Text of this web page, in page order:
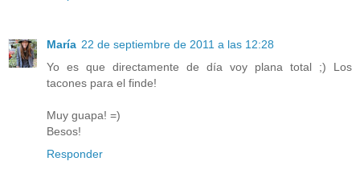
María 22 de septiembre de 2011 a las 12:28
Yo es que directamente de día voy plana total ;) Los
tacones para el finde!
Muy guapa! =)
Besos!
Responder